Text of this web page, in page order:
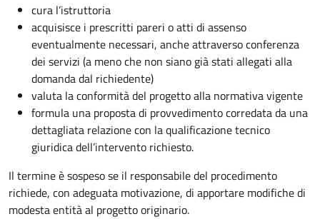
cura l’istruttoria
acquisisce i prescritti pareri o atti di assenso
eventualmente necessari, anche attraverso conferenza
dei servizi (a meno che non siano già stati allegati alla
domanda dal richiedente)
valuta la conformità del progetto alla normativa vigente
formula una proposta di provvedimento corredata da una
dettagliata relazione con la qualificazione tecnico
giuridica dell’intervento richiesto.
Il termine è sospeso se il responsabile del procedimento
richiede, con adeguata motivazione, di apportare modifiche di
modesta entità al progetto originario.